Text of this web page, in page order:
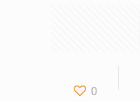
0